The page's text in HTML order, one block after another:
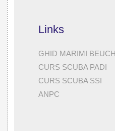
Links
GHID MARIMI
CURS SCUBA PADI
CURS SCUBA SSI
ANPC